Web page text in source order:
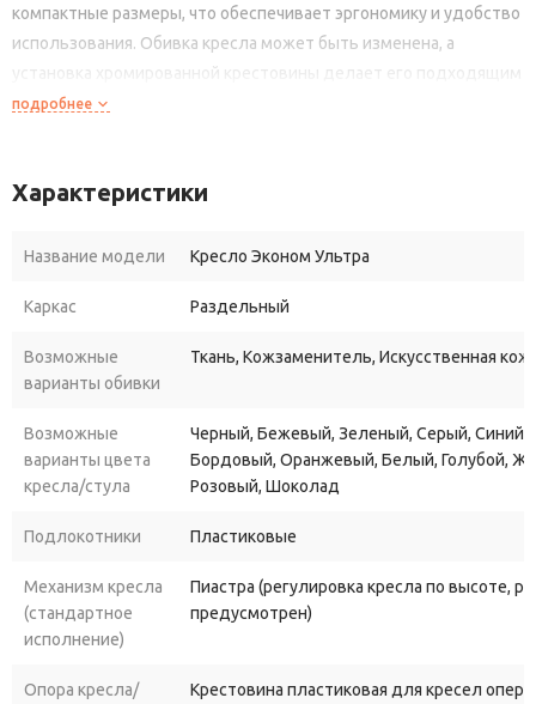
компактные размеры, что обеспечивает эргономику и удобство
использования. Обивка кресла может быть изменена, а
установка хромированной крестовины делает его подходящим
для различных интерьеров. Привлекательность кресла также
механизмом качания.
подробнее
Характеристики
Название модели Кресло Эконом Ультра
Каркас Раздельный
Возможные
варианты обивки
Ткань, Кожзаменитель, Искусственная
Возможные
варианты цвета
кресла/стула
Черный, Бежевый, Зеленый, Серый, Синий,
Бордовый, Оранжевый, Белый, Голубой,
Розовый, Шоколад
Подлокотники Пластиковые
Механизм кресла
(стандартное
исполнение)
Пиастра (регулировка кресла по высоте,
предусмотрен)
Опора кресла/
Крестовина пластиковая для кресел